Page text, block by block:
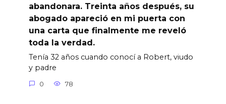
abandonara. Treinta años después, su
abogado apareció en mi puerta con
una carta que finalmente me reveló
toda la verdad.
Tenía 32 años cuando conocí a Robert, viudo
y padre
0 78